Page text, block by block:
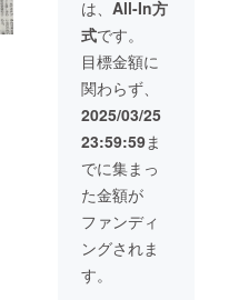
倍を目
お好み
の濃さ
でお召
し上が
りくだ
さい。
賞味期
限：約
１年 画
像のボ
トル形
状とお
送りす
た方に
は、最
低でも
駅前二
十世紀
梨を１
玉入れ
頂く予
定で
す。 ・
賞味期
限：お
よそ冷
蔵保存
で５kg
１箱 ・
梨シ
ロップ
『特
級 新
甘泉』
（370m
l）１本
【二十
世紀梨
につい
て】 ・
二十世
・管理
の近況
報告 ・
支援者
様のお
名前を
鳥取駅
前二十
世紀梨
の圃場
掲示板
に掲示
（掲
示可能
は、 All-In方
式です。
目標金額に
関わらず、
2025/03/25
23:59:59ま
でに集まっ
た金額が
ファンディ
ングされま
す。